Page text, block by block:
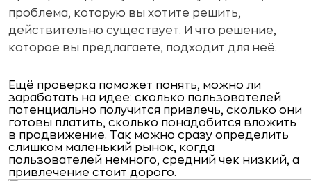
проблема, которую вы хотите решить,
действительно существует. И что решение,
которое вы предлагаете, подходит для неё.
Ещё проверка поможет понять, можно ли
заработать на идее: сколько пользователей
потенциально получится привлечь, сколько они
готовы платить, сколько понадобится вложить
в продвижение. Так можно сразу определить
слишком маленький рынок, когда
пользователей немного, средний чек низкий, а
привлечение стоит дорого.